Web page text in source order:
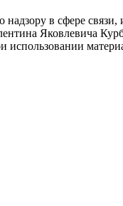
в сфере
Яковлевича
использовании